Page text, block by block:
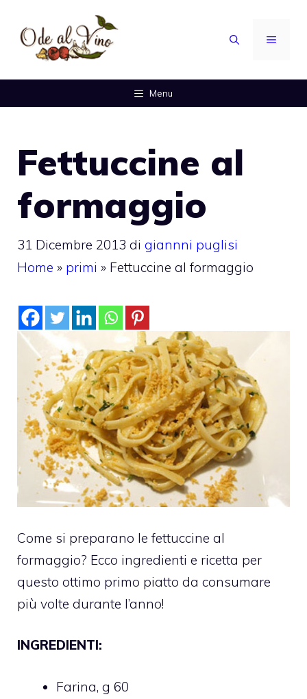
contenuto
MENU
Menu
Fettuccine al
formaggio
31 Dicembre 2013 di giannni puglisi
Home » primi » Fettuccine al formaggio
Come si preparano le fettuccine al
formaggio? Ecco ingredienti e ricetta per
questo ottimo primo piatto da consumare
più volte durante l’anno!
INGREDIENTI:
Farina, g 60